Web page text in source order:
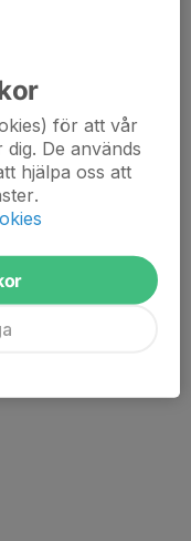
tillsammans så att
sekunders
upplägg.
mellan sina
så kan vi
för att vår
De används
hjälpa oss att